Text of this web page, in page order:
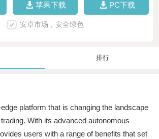
苹果下载 PC下载
安卓市场，安全绿色
排行
platform that is changing the landscape
With its advanced autonomous
users with a range of benefits that set